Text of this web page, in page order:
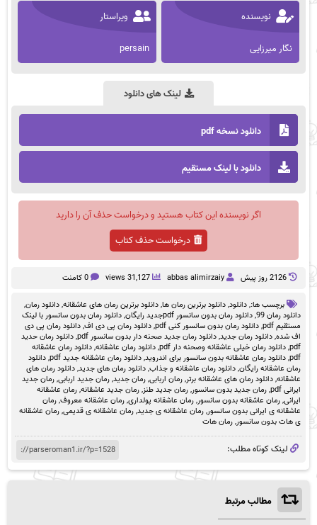
نویسنده
نگار میرزایی
ویراستار
persain
لینک های دانلود
دانلود نسخه pdf
دانلود با لینک مستقیم
اگر نویسنده این کتاب هستید و درخواست حذف آن را دارید
درخواست حذف کتاب
2126 روز پيش abbas alimirzaiy
31,127 views 0 کامنت
برچسب ها:,دانلود,دانلود برترین رمان ها,دانلود برترین رمان های عاشقانه,دانلود رمان,
دانلود رمان 99
,دانلود رمان بدون سانسور pdfجدید رایگان ,دانلود رمان بدون سانسور با لینک
مستقیم pdf
,دانلود رمان بدون سانسور کنی pdf ,دانلود رمان پی دی اف,دانلود رمان پی دی
اف شده,دانلود رمان جدید,دانلود رمان جدید صحنه دار بدون سانسور pdf ,دانلود رمان حدید
pdf
,دانلود رمان خیلی عاشقانه وصحنه دار pdf ,دانلود رمان عاشقانه,دانلود رمان عاشقانه
pdf
,دانلود رمان عاشقانه بدون سانسور برای اندروید,دانلود رمان عاشقانه جدید pdf ,دانلود
رمان عاشقانه رایگان,دانلود رمان عاشقانه و جذاب,دانلود رمان های جدید,دانلود رمان های
عاشقانه,دانلود رمان های عاشقانه برتر,رمان اربابی,رمان جدید,رمان جدید اربابی,رمان جدید
ایرانی pdf
,رمان جدید بدون سانسور,رمان جدید طنز,رمان جدید عاشقانه,رمان عاشقانه
ایرانی,رمان عاشقانه بدون سانسور,رمان عاشقانه پولداری,رمان عاشقانه معروف,رمان
عاشقانه ی ایرانی بدون سانسور,رمان عاشقانه ی جدید,رمان عاشقانه ی قدیمی,رمان عاشقانه
ی هات بدون سانسور,رمان هات
لینک کوتاه مطلب:
مطالب مرتبط